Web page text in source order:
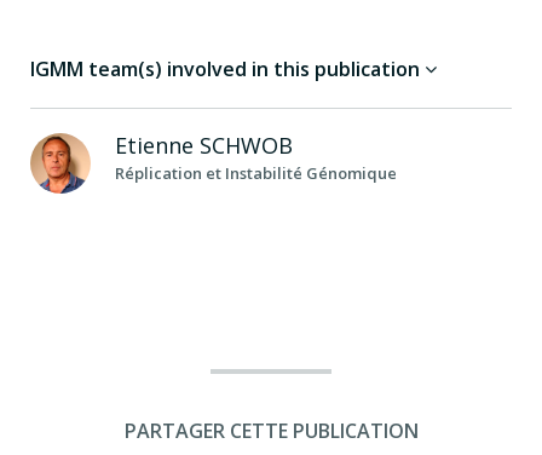
IGMM team(s) involved in this publication
Etienne SCHWOB
Réplication et Instabilité Génomique
PARTAGER CETTE PUBLICATION